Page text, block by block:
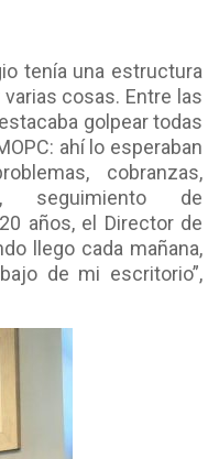
tenía una estructura
cosas. Entre las
golpear todas
ahí lo esperaban
cobranzas,
seguimiento de
años, el Director de
llego cada mañana,
de mi escritorio”,